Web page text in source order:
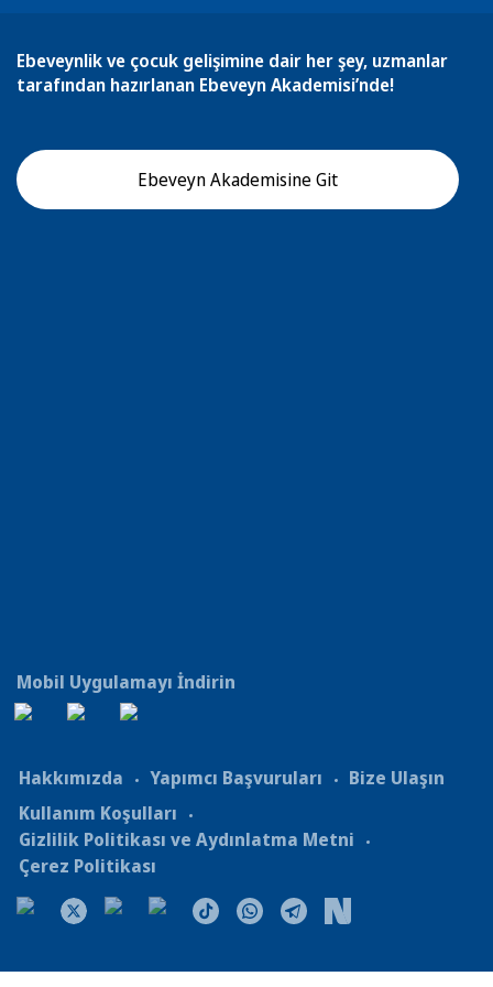
Ebeveynlik ve çocuk gelişimine dair her şey, uzmanlar
tarafından hazırlanan Ebeveyn Akademisi’nde!
Ebeveyn Akademisine Git
Mobil Uygulamayı İndirin
Hakkımızda Yapımcı Başvuruları
Bize Ulaşın
Kullanım Koşulları
Gizlilik Politikası ve Aydınlatma Metni
Çerez Politikası